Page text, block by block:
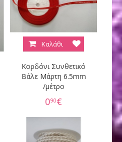
Κορδόνι Συνθετικό
Βάλε Μάρτη 6.5mm
/μέτρο
090€
Καλάθι